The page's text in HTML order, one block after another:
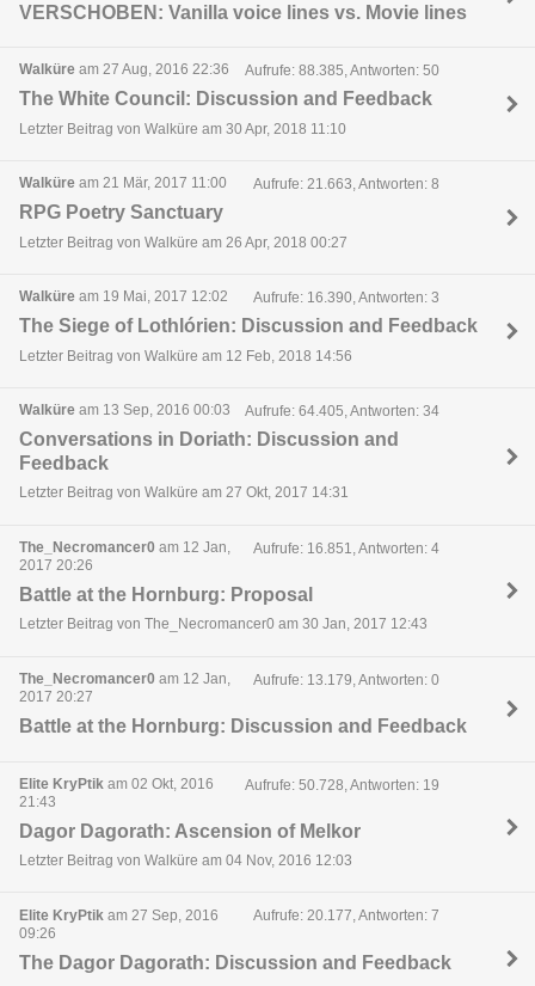
VERSCHOBEN: Vanilla voice lines vs. Movie lines
Walküre am 27 Aug, 2016 22:36 Aufrufe: 88.385, Antworten: 50
The White Council: Discussion and Feedback
Letzter Beitrag von Walküre am 30 Apr, 2018 11:10
Walküre am 21 Mär, 2017 11:00 Aufrufe: 21.663, Antworten: 8
RPG Poetry Sanctuary
Letzter Beitrag von Walküre am 26 Apr, 2018 00:27
Walküre am 19 Mai, 2017 12:02 Aufrufe: 16.390, Antworten: 3
The Siege of Lothlórien: Discussion and Feedback
Letzter Beitrag von Walküre am 12 Feb, 2018 14:56
Walküre am 13 Sep, 2016 00:03 Aufrufe: 64.405, Antworten: 34
Conversations in Doriath: Discussion and
Feedback
Letzter Beitrag von Walküre am 27 Okt, 2017 14:31
The_Necromancer0 am 12 Jan,
2017 20:26
Aufrufe: 16.851, Antworten: 4
Battle at the Hornburg: Proposal
Letzter Beitrag von The_Necromancer0 am 30 Jan, 2017 12:43
The_Necromancer0 am 12 Jan,
2017 20:27
Aufrufe: 13.179, Antworten: 0
Battle at the Hornburg: Discussion and Feedback
Elite KryPtik am 02 Okt, 2016
21:43
Aufrufe: 50.728, Antworten: 19
Dagor Dagorath: Ascension of Melkor
Letzter Beitrag von Walküre am 04 Nov, 2016 12:03
Elite KryPtik am 27 Sep, 2016
09:26
Aufrufe: 20.177, Antworten: 7
The Dagor Dagorath: Discussion and Feedback